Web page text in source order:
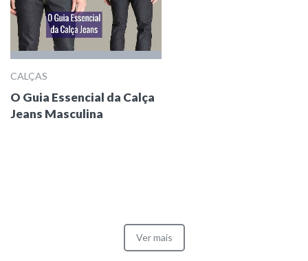
CALÇAS
O Guia Essencial da Calça
Jeans Masculina
Ver mais